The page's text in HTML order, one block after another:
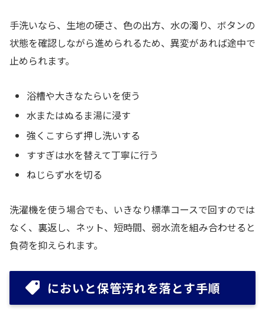
手洗いなら、生地の硬さ、色の出方、水の濁り、ボタンの
状態を確認しながら進められるため、異変があれば途中で
止められます。
浴槽や大きなたらいを使う
水またはぬるま湯に浸す
強くこすらず押し洗いする
すすぎは水を替えて丁寧に行う
ねじらず水を切る
洗濯機を使う場合でも、いきなり標準コースで回すのでは
なく、裏返し、ネット、短時間、弱水流を組み合わせると
負荷を抑えられます。
においと保管汚れを落とす手順